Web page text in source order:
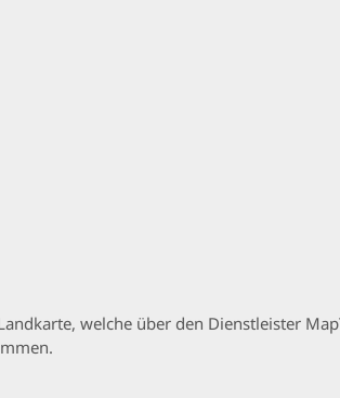
welche über den Dienstleister